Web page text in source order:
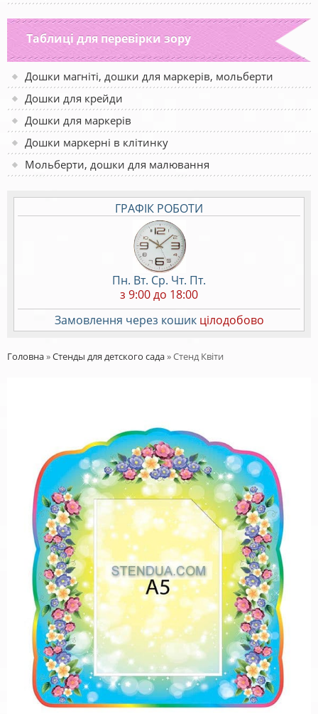
Таблиці для перевірки зору
Дошки магніті, дошки для маркерів, мольберти
Дошки для крейди
Дошки для маркерів
Дошки маркерні в клітинку
Мольберти, дошки для малювання
ГРАФІК РОБОТИ
Пн. Вт. Ср. Чт. Пт.
з 9:00 до 18:00
Замовлення через кошик цілодобово
Головна»Стенды для детского сада»Стенд Квіти